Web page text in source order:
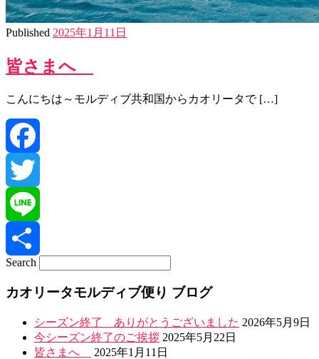
Published 2025年1月11日
皆さまへ
こんにちは～モルディブ共和国からカオリータで […]
Facebook
Twitter
Line
Search
カオリータモルディブ便り ブログ
シーズン終了 ありがとうございました 2026年5月9日
今シーズン終了のご挨拶 2025年5月22日
皆さまへ
2025年1月11日